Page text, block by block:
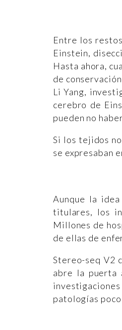
Entre los
Einstein,
Hasta ahora,
de
Li Yang,
cerebro de
pueden no
Si los tejidos
se expresaban
Aunque la
titulares, los
Millones de
de ellas de
Stereo-seq V2
abre la puerta
patologías poco